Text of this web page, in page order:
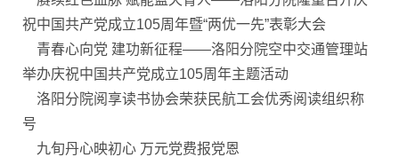
祝中国共产党成立105周年暨“两优一先”表彰大会
青春心向党 建功新征程——洛阳分院空中交通管理站
举办庆祝中国共产党成立105周年主题活动
洛阳分院阅享读书协会荣获民航工会优秀阅读组织称
号
九旬丹心映初心 万元党费报党恩